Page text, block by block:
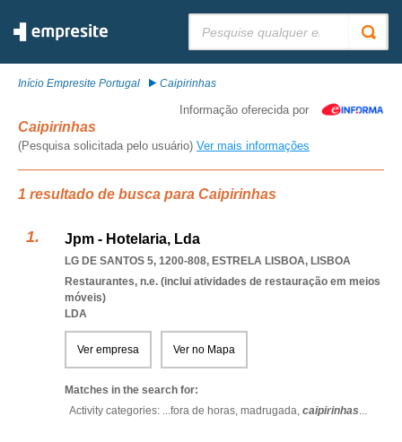
Início Empresite Portugal Caipirinhas
Informação oferecida por
Caipirinhas
(Pesquisa solicitada pelo usuário) Ver mais informações
1 resultado de busca para Caipirinhas
Jpm - Hotelaria, Lda
LG DE SANTOS 5, 1200-808, ESTRELA LISBOA, LISBOA
Restaurantes, n.e. (inclui atividades de restauração em meios
móveis)
LDA
Ver empresa Ver no Mapa
Matches in the search for:
Activity categories: ...fora de horas, madrugada, caipirinhas...